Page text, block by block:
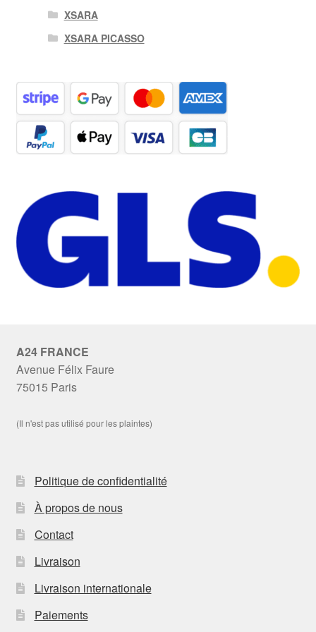
XSARA
XSARA PICASSO
A24 FRANCE
Avenue Félix Faure
75015 Paris
(Il n'est pas utilisé pour les plaintes)
Politique de confidentialité
À propos de nous
Contact
Livraison
Livraison internationale
Paiements